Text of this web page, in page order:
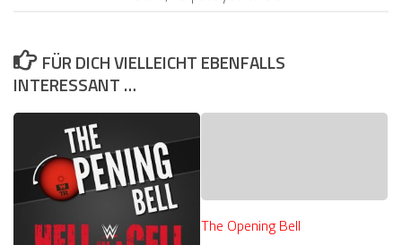
FÜR DICH VIELLEICHT EBENFALLS
INTERESSANT …
The Opening Bell